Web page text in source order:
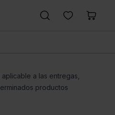
a las entregas,
productos